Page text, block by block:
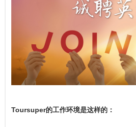
Toursuper的工作环境是这样的：